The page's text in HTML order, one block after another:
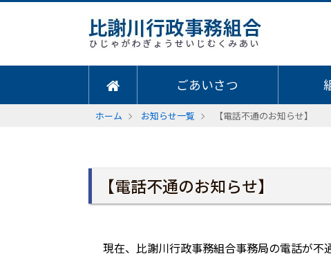
ごあいさつ
ホーム お知らせ一覧 【電話不通のお知らせ】
【電話不通のお知らせ】
現在、比謝川行政事務組合事務局の電話が不